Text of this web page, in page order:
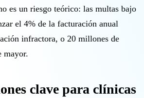
es un riesgo teórico: las multas bajo
el 4% de la facturación anual
infractora, o 20 millones de
mayor.
clave para clínicas